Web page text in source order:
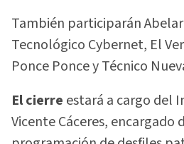
También participarán
Tecnológico Cybernet, El
Ponce Ponce y Técnico
El cierre estará a cargo del
Vicente Cáceres, encargado